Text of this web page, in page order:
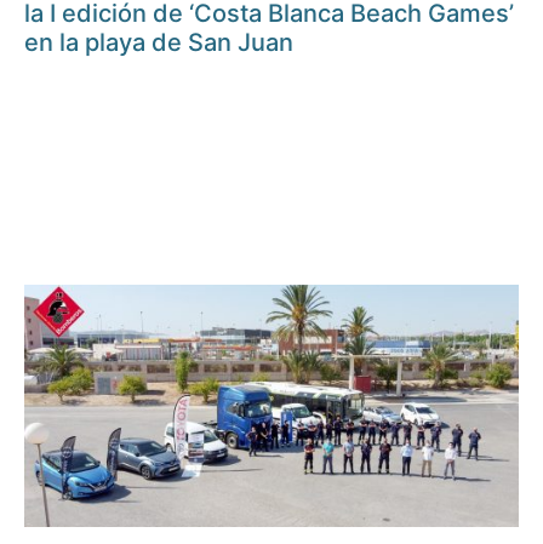
la I edición de ‘Costa Blanca Beach Games’
en la playa de San Juan